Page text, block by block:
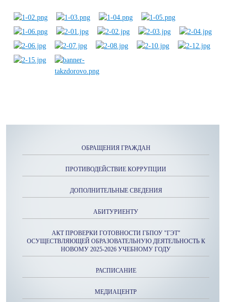
ОБРАЩЕНИЯ ГРАЖДАН
ПРОТИВОДЕЙСТВИЕ КОРРУПЦИИ
ДОПОЛНИТЕЛЬНЫЕ СВЕДЕНИЯ
АБИТУРИЕНТУ
АКТ ПРОВЕРКИ ГОТОВНОСТИ ГБПОУ "ГЭТ"
ОСУЩЕСТВЛЯЮЩЕЙ ОБРАЗОВАТЕЛЬНУЮ ДЕЯТЕЛЬНОСТЬ К
НОВОМУ 2025-2026 УЧЕБНОМУ ГОДУ
РАСПИСАНИЕ
МЕДИАЦЕНТР